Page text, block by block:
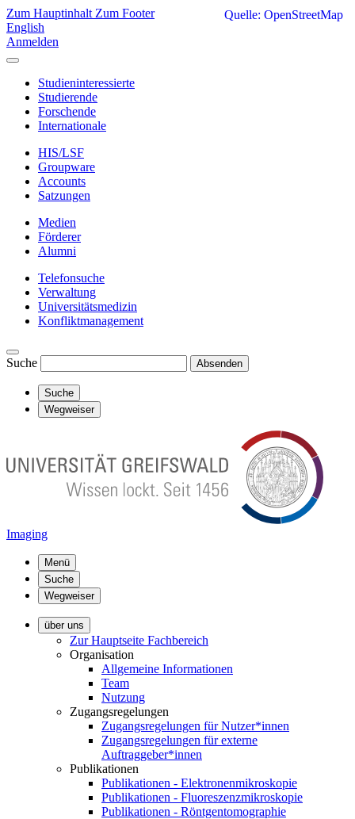
Zum Hauptinhalt Zum Footer
English
Anmelden
Studieninteressierte
Studierende
Forschende
Internationale
HIS/LSF
Groupware
Accounts
Satzungen
Medien
Förderer
Alumni
Telefonsuche
Verwaltung
Universitätsmedizin
Konfliktmanagement
Suche Absenden
Suche
Wegweiser
Imaging
Menü
Suche
Wegweiser
über uns
Zur Hauptseite Fachbereich
Organisation
Allgemeine Informationen
Team
Nutzung
Zugangsregelungen
Zugangsregelungen für Nutzer*innen
Zugangsregelungen für externe
Auftraggeber*innen
Publikationen
Publikationen - Elektronenmikroskopie
Publikationen - Fluoreszenzmikroskopie
Publikationen - Röntgentomographie
Quelle: OpenStreetMap